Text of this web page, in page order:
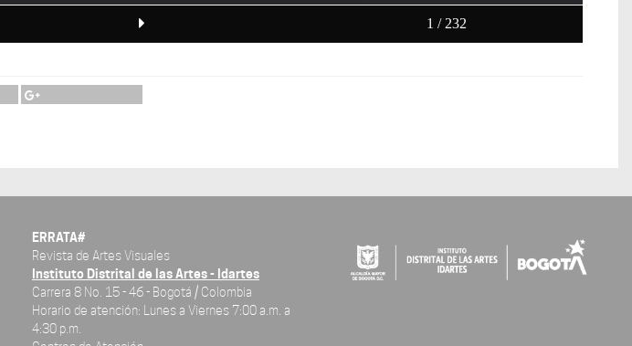
ERRATA#
Revista de Artes Visuales
Instituto Distrital de las Artes - Idartes
Carrera 8 No. 15 - 46 - Bogotá / Colombia
Horario de atención: Lunes a Viernes 7:00 a.m. a
4:30 p.m.